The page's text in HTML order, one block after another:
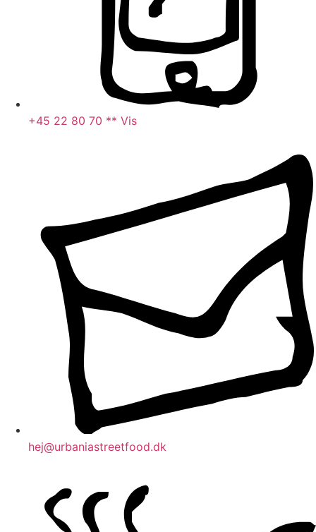
+45 22 80 70 ** Vis
hej@urbaniastreetfood.dk